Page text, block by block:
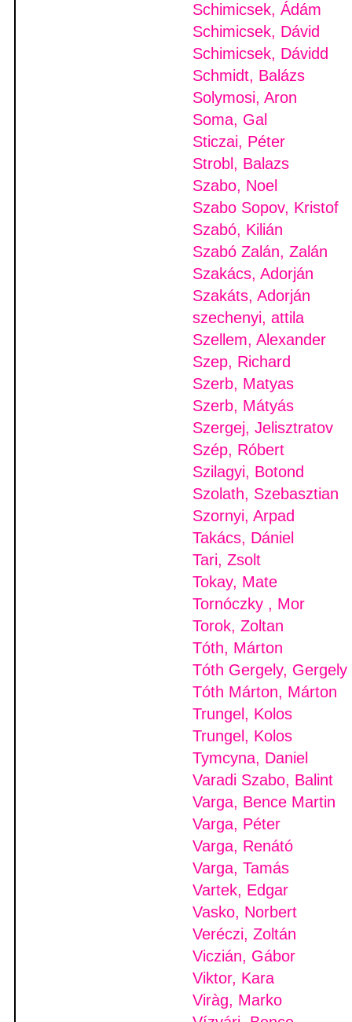
Schimicsek, Ádám
Schimicsek, Dávid
Schimicsek, Dávidd
Schmidt, Balázs
Solymosi, Aron
Soma, Gal
Sticzai, Péter
Strobl, Balazs
Szabo, Noel
Szabo Sopov, Kristof
Szabó, Kilián
Szabó Zalán, Zalán
Szakács, Adorján
Szakáts, Adorján
szechenyi, attila
Szellem, Alexander
Szep, Richard
Szerb, Matyas
Szerb, Mátyás
Szergej, Jelisztratov
Szép, Róbert
Szilagyi, Botond
Szolath, Szebasztian
Szornyi, Arpad
Takács, Dániel
Tari, Zsolt
Tokay, Mate
Tornóczky , Mor
Torok, Zoltan
Tóth, Márton
Tóth Gergely, Gergely
Tóth Márton, Márton
Trungel, Kolos
Trungel, Kolos
Tymcyna, Daniel
Varadi Szabo, Balint
Varga, Bence Martin
Varga, Péter
Varga, Renátó
Varga, Tamás
Vartek, Edgar
Vasko, Norbert
Veréczi, Zoltán
Viczián, Gábor
Viktor, Kara
Viràg, Marko